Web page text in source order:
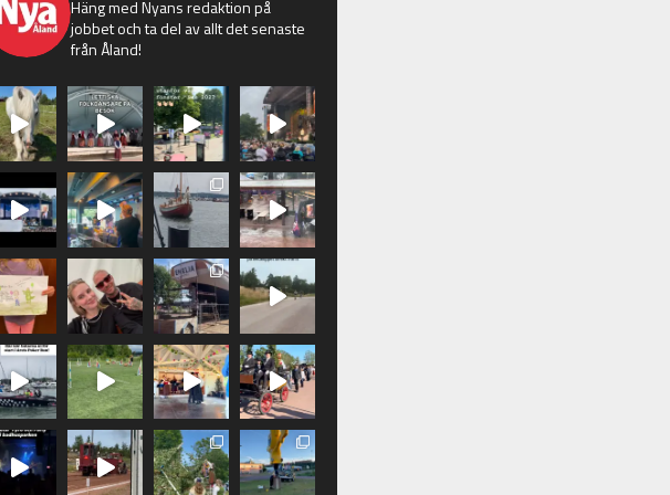
Häng med Nyans redaktion på
jobbet och ta del av allt det senaste
från Åland!